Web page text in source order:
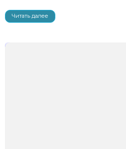
Читать далее